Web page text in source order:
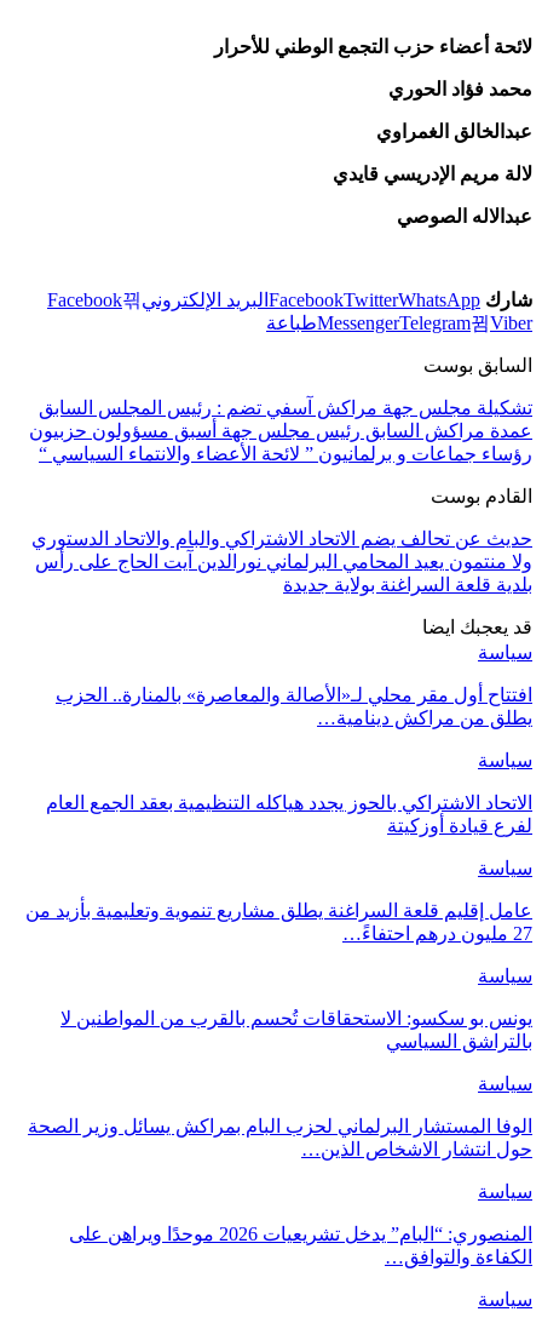
لائحة أعضاء حزب التجمع الوطني للأحرار
محمد فؤاد الحوري
عبدالخالق الغمراوي
لالة مريم الإدريسي قايدي
عبدالاله الصوصي
شارك FacebookTwitterWhatsApp البريد الإلكتروني
Facebook
MessengerTelegram Viber طباعة
السابق بوست
تشكيلة مجلس جهة مراكش آسفي تضم : رئيس المجلس السابق
عمدة مراكش السابق رئيس مجلس جهة أسبق مسؤولون حزبيون
رؤساء جماعات و برلمانيون ” لائحة الأعضاء والانتماء السياسي “
القادم بوست
حديث عن تحالف يضم الاتحاد الاشتراكي والبام والاتحاد الدستوري
ولا منتمون يعيد المحامي البرلماني نورالدين آيت الحاج على رأس
بلدية قلعة السراغنة بولاية جديدة
قد يعجبك ايضا
سياسة
افتتاح أول مقر محلي لـ«الأصالة والمعاصرة» بالمنارة.. الحزب
يطلق من مراكش دينامية…
سياسة
الاتحاد الاشتراكي بالحوز يجدد هياكله التنظيمية بعقد الجمع العام
لفرع قيادة أوزكيتة
سياسة
عامل إقليم قلعة السراغنة يطلق مشاريع تنموية وتعليمية بأزيد من
27 مليون درهم احتفاءً…
سياسة
يونس بو سكسو: الاستحقاقات تُحسم بالقرب من المواطنين لا
بالتراشق السياسي
سياسة
الوفا المستشار البرلماني لحزب البام بمراكش يسائل وزير الصحة
حول انتشار الاشخاص الذين…
سياسة
المنصوري: “البام” يدخل تشريعيات 2026 موحدًا ويراهن على
الكفاءة والتوافق…
سياسة